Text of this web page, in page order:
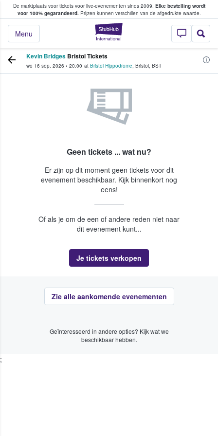
De marktplaats voor tickets voor live-evenementen sinds 2009. Elke bestelling wordt
voor 100% gegarandeerd.Prijzen kunnen verschillen van de afgedrukte waarde.
StubHub: waar
Menu
tickets kopen en verkopen
Kevin Bridges Bristol Tickets
wo 16 sep. 2026 • 20:00 at Bristol Hippodrome, Bristol, BST
Geen tickets ... wat nu?
Er zijn op dit moment geen tickets voor dit
evenement beschikbaar. Kijk binnenkort nog
eens!
Of als je om de een of andere reden niet naar
dit evenement kunt...
Je tickets verkopen
Zie alle aankomende evenementen
Geïnteresseerd in andere opties? Kijk wat we
beschikbaar hebben.
;